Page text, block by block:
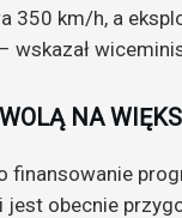
350 km/h, a
wskazał
NA
obecnie